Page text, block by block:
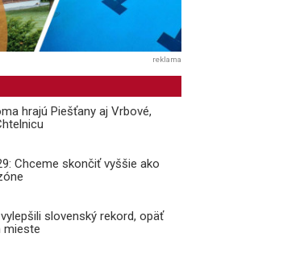
reklama
hrajú Piešťany aj Vrbové,
Chceme skončiť vyššie ako
slovenský rekord, opäť
mieste